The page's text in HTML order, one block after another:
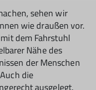
sehen wir
wie draußen vor.
dem Fahrstuhl
Nähe des
der Menschen
die
ausgelegt.